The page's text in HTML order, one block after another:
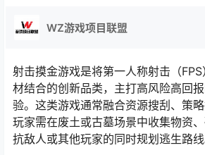
WZ游戏项目联盟
射击摸金游戏是将第一人称射击（
材结合的创新品类，主打高风险高回
验。这类游戏通常融合资源搜刮、策略
玩家需在废土或古墓场景中收集物资
抗敌人或其他玩家的同时规划逃生路线